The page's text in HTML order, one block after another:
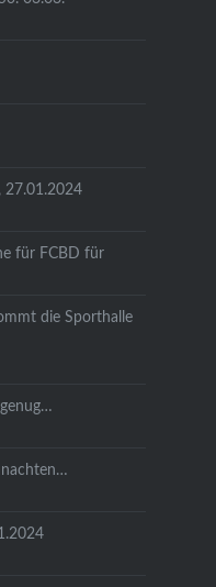
27.01.2024
für FCBD für
die Sporthalle